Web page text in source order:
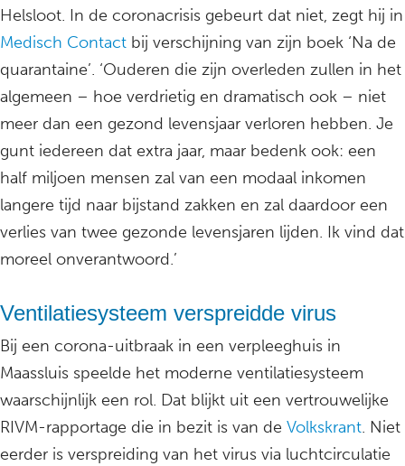
Helsloot. In de coronacrisis gebeurt dat niet, zegt hij in
Medisch Contact bij verschijning van zijn boek ‘Na de
quarantaine’. ‘Ouderen die zijn overleden zullen in het
algemeen – hoe verdrietig en dramatisch ook – niet
meer dan een gezond levensjaar verloren hebben. Je
gunt iedereen dat extra jaar, maar bedenk ook: een
half miljoen mensen zal van een modaal inkomen
langere tijd naar bijstand zakken en zal daardoor een
verlies van twee gezonde levensjaren lijden. Ik vind dat
moreel onverantwoord.’
Ventilatiesysteem verspreidde virus
Bij een corona-uitbraak in een verpleeghuis in
Maassluis speelde het moderne ventilatiesysteem
waarschijnlijk een rol. Dat blijkt uit een vertrouwelijke
RIVM-rapportage die in bezit is van de Volkskrant. Niet
eerder is verspreiding van het virus via luchtcirculatie